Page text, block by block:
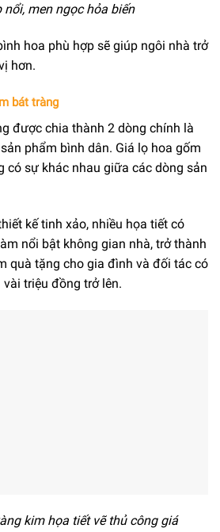
nổi, men ngọc hỏa biến
hoa phù hợp sẽ giúp ngôi nhà trở
hơn.
bát tràng
được chia thành 2 dòng chính là
phẩm bình dân. Giá lọ hoa gốm
có sự khác nhau giữa các dòng sản
kế tinh xảo, nhiều họa tiết có
nổi bật không gian nhà, trở thành
quà tặng cho gia đình và đối tác có
triệu đồng trở lên.
kim họa tiết vẽ thủ công giá